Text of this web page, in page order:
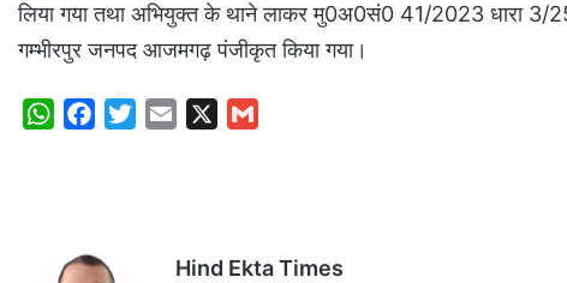
लिया गया तथा अभियुक्त के थाने लाकर मु0अ0सं0 41/2023 धारा 3/25
गम्भीरपुर जनपद आजमगढ़ पंजीकृत किया गया।
W
A
o
Hind Ekta Times